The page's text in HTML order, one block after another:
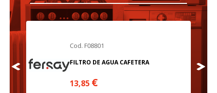
Cod. F08801
FILTRO DE AGUA CAFETERA
13,85 €